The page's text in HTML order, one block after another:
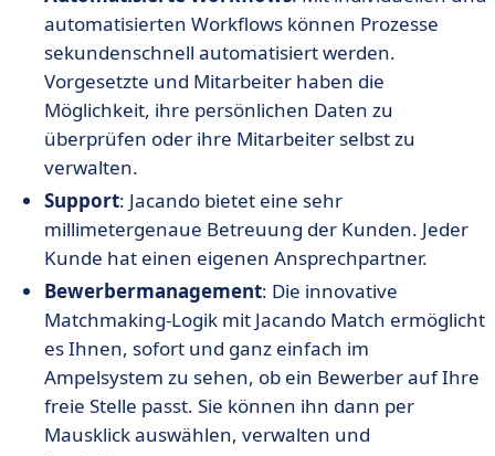
automatisierten Workflows können Prozesse
sekundenschnell automatisiert werden.
Vorgesetzte und Mitarbeiter haben die
Möglichkeit, ihre persönlichen Daten zu
überprüfen oder ihre Mitarbeiter selbst zu
verwalten.
Support: Jacando bietet eine sehr
millimetergenaue Betreuung der Kunden. Jeder
Kunde hat einen eigenen Ansprechpartner.
Bewerbermanagement: Die innovative
Matchmaking-Logik mit Jacando Match ermöglicht
es Ihnen, sofort und ganz einfach im
Ampelsystem zu sehen, ob ein Bewerber auf Ihre
freie Stelle passt. Sie können ihn dann per
Mausklick auswählen, verwalten und